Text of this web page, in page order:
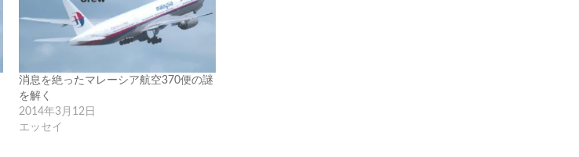
消息を絶ったマレーシア航空370便の謎
を解く
2014年3月12日
エッセイ